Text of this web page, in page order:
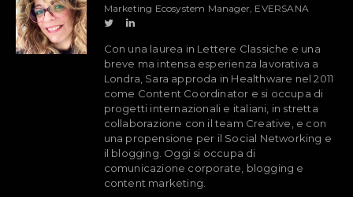
Marketing Ecosystem Manager, EVERSANA
Con una laurea in Lettere Classiche e una
breve ma intensa esperienza lavorativa a
Londra, Sara approda in Healthware nel 2011
come Content Coordinator e si occupa di
progetti internazionali e italiani, in stretta
collaborazione con il team Creative, e con
una propensione per il Social Networking e
il blogging. Oggi si occupa di
comunicazione corporate, blogging e
content marketing.